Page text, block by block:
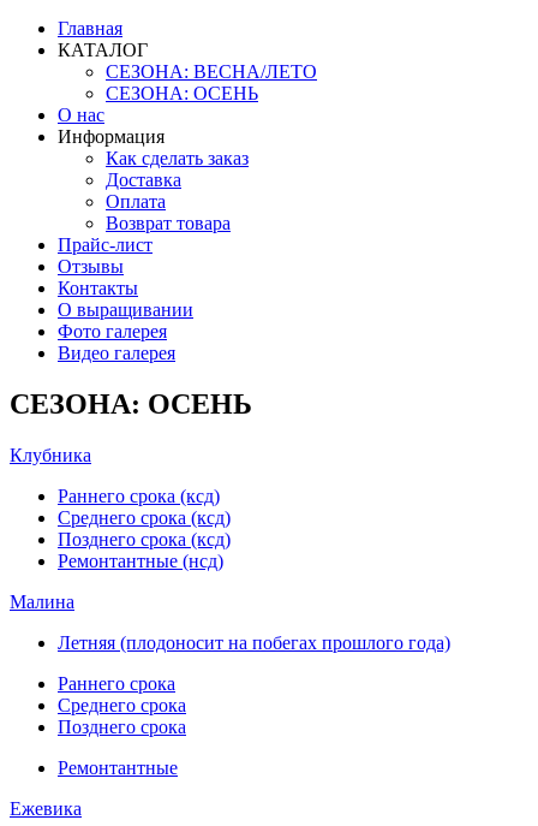
Главная
КАТАЛОГ
СЕЗОНА: ВЕСНА/ЛЕТО
СЕЗОНА: ОСЕНЬ
О нас
Информация
Как сделать заказ
Доставка
Оплата
Возврат товара
Прайс-лист
Отзывы
Контакты
О выращивании
Фото галерея
Видео галерея
СЕЗОНА: ОСЕНЬ
Клубника
Раннего срока (ксд)
Среднего срока (ксд)
Позднего срока (ксд)
Ремонтантные (нсд)
Малина
Летняя (плодоносит на побегах прошлого года)
Раннего срока
Среднего срока
Позднего срока
Ремонтантные
Ежевика